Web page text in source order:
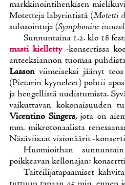
mark­ki­noin­ti­hen­ki­sen
Mo­tet­te­ja la­by­rin­tis­tä (Mo­tet­ti
su­los­oin­tu­ja (Symp­ho­niae
Sun­nun­tai­na 1.2. klo 18
mas­ti kiel­let­ty -kon­ser­tis­sa
an­teek­sian­non tuo­maa
Las­son vii­mei­sek­si jää­nyt teos
(Pie­ta­rin kyy­ne­leet) poh­tii
ja hen­gel­lis­tä uu­dis­tu­mis­ta.
vai­kut­ta­van ko­ko­nai­suu­den
Vicen­ti­no Sin­gers, jo­ta on
mm. mik­ro­to­naa­lis­ta
Nä­sä­vii­saat vi­sio­nää­rit -
Huo­mioit­han
poik­kea­van kel­lon­ajan:
Tai­tei­li­ja­ta­paa­mi­set